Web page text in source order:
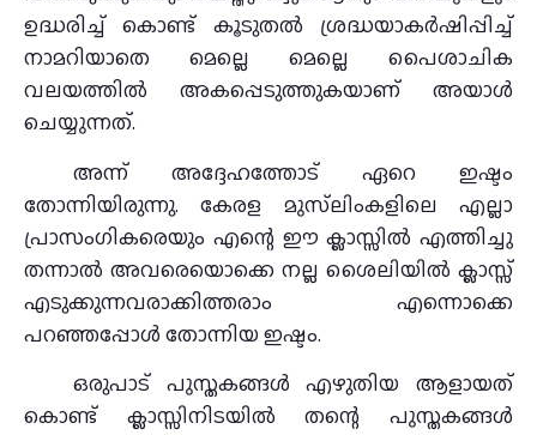
ഉദ്ധരിച്ച് കൊണ്ട് കൂടുതല്‍ ശ്രദ്ധയാകര്‍ഷിപ്പിച്ച്
നാമറിയാതെ മെല്ലെ മെല്ലെ പൈശാചിക
വലയത്തില്‍ അകപ്പെടുത്തുകയാണ് അയാള്‍
ചെയ്യുന്നത്.
അന്ന് അദ്ദേഹത്തോട് ഏറെ ഇഷ്ടം
തോന്നിയിരുന്നു. കേരള മുസ്‌ലിംകളിലെ എല്ലാ
പ്രാസംഗികരെയും എന്റെ ഈ ക്ലാസ്സില്‍ എത്തിച്ചു
തന്നാല്‍ അവരെയൊക്കെ നല്ല ശൈലിയില്‍ ക്ലാസ്സ്
എടുക്കുന്നവരാക്കിത്തരാം എന്നൊക്കെ
പറഞ്ഞപ്പോള്‍ തോന്നിയ ഇഷ്ടം.
ഒരുപാട് പുസ്തകങ്ങള്‍ എഴുതിയ ആളായത്
കൊണ്ട് ക്ലാസ്സിനിടയില്‍ തന്റെ പുസ്തകങ്ങള്‍